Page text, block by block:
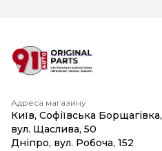
Адреса магазину
Київ, Софіївська Борщагівка,
вул. Щаслива, 50
Дніпро, вул. Робоча, 152